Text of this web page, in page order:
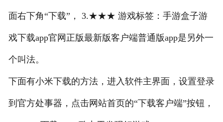
面右下角“下载”， 3.★★★ 游戏标签：手游盒子游
戏下载app官网正版最新版客户端普通版app是另外一
个叫法。
下面有小米下载的方法，进入软件主界面，设置登录
到官方处事器，点击网站首页的“下载客户端”按钮，